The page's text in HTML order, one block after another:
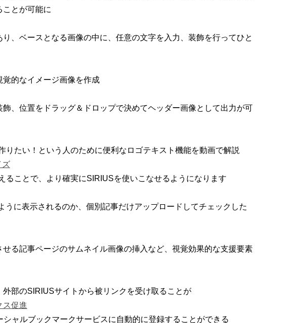
ことが可能に
、ベースとなる画像の中に、任意の文字を入力、装飾を行ってひと
的なイメージ画像を作成
、位置をドラッグ＆ドロップで決めてヘッダー画像として出力が可
りたい！という人のために便利なロゴテキスト機能を動画で解説
ズ
ることで、より確実にSIRIUSを使いこなせるようになります
うに表示されるのか、個別記事だけアップロードしてチェックした
る記事ページのサムネイル画像の挿入など、視覚効果的な支援要素
部のSIRIUSサイトから被リンクを受け取ることが
ス促進
ャルブックマークサービスに自動的に登録することができる